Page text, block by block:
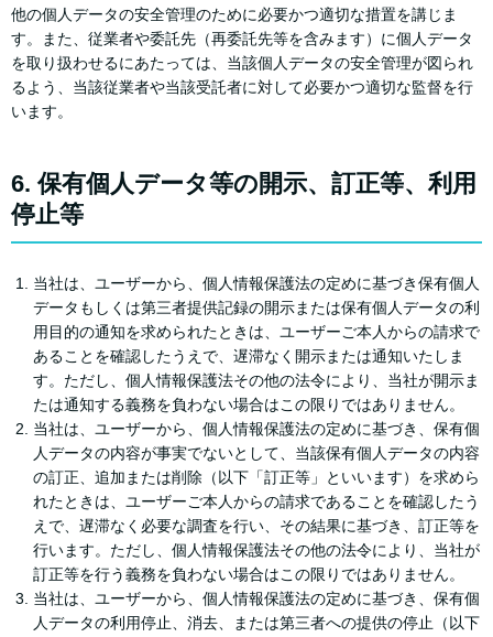
他の個人データの安全管理のために必要かつ適切な措置を講じま
す。また、従業者や委託先（再委託先等を含みます）に個人データ
を取り扱わせるにあたっては、当該個人データの安全管理が図られ
るよう、当該従業者や当該受託者に対して必要かつ適切な監督を行
います。
6. 保有個人データ等の開示、訂正等、利用
停止等
当社は、ユーザーから、個人情報保護法の定めに基づき保有個人
データもしくは第三者提供記録の開示または保有個人データの利
用目的の通知を求められたときは、ユーザーご本人からの請求で
あることを確認したうえで、遅滞なく開示または通知いたしま
す。ただし、個人情報保護法その他の法令により、当社が開示ま
たは通知する義務を負わない場合はこの限りではありません。
当社は、ユーザーから、個人情報保護法の定めに基づき、保有個
人データの内容が事実でないとして、当該保有個人データの内容
の訂正、追加または削除（以下「訂正等」といいます）を求めら
れたときは、ユーザーご本人からの請求であることを確認したう
えで、遅滞なく必要な調査を行い、その結果に基づき、訂正等を
行います。ただし、個人情報保護法その他の法令により、当社が
訂正等を行う義務を負わない場合はこの限りではありません。
当社は、ユーザーから、個人情報保護法の定めに基づき、保有個
人データの利用停止、消去、または第三者への提供の停止（以下